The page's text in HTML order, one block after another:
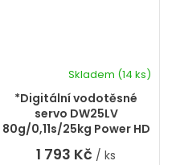
*Digitální vodotěsné
servo DW25LV
80g/0,11s/25kg Power HD
Skladem (14 ks)
1 793 Kč / ks